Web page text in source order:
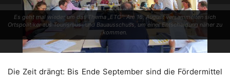
Es geht mal wie­der um das The­ma „ETC“: Am 16. August ver­sam­mel­ten sich
Orts­po­li­ti­ker aus Tou­ris­mus- und Bau­aus­schuss, um einer Ent­schei­dung näher zu
kommen.
Die Zeit drängt: Bis Ende Sep­tem­ber sind die För­der­mit­tel